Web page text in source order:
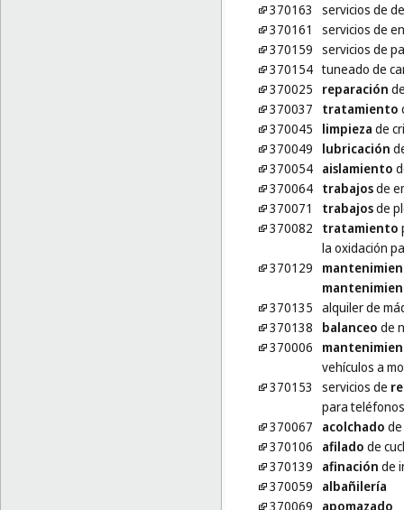
370163
servicios de
370161
servicios de
370159 servicios de
370154 tuneado de
370025
reparación
370037
tratamiento
370045
limpieza de
370049
lubricación
370054 aislamiento
370064 trabajosde
370071
trabajosde
370082
tratamiento
la oxidación
370129
370135 alquiler de
370138
balanceo de
370006
vehículos a
370153
servicios de
para
370067
acolchado
370106
afilado de
370139
afinación de
370059
albañilería
370069
apomazado